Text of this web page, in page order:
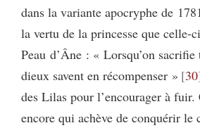
dans la variante apocryphe de
la vertu de la princesse que celle-
Peau d’Âne : « Lorsqu’on
dieux savent en récompenser » 30
des Lilas pour l’encourager à fuir.
encore qui achève de conquérir